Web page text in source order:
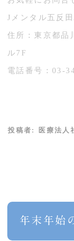
Jメンタル五反
住所：東京都品
ル7F
電話番号：03-
投稿者: 医療法人
年末年始